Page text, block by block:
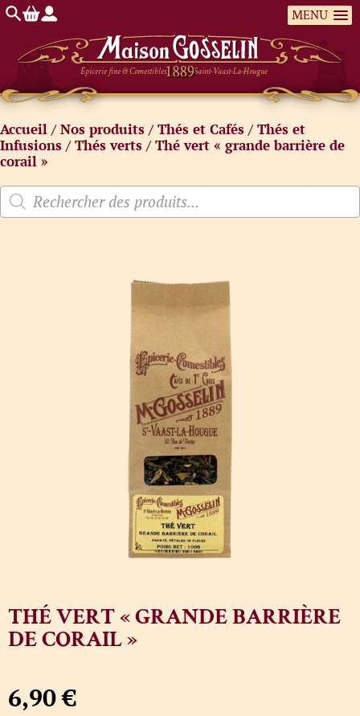
MENU
Épicerie fine & Comestibles Saint-Vaast-La-Hougue
Accueil /Nos produits /Thés et Cafés /Thés et
Infusions /Thés verts / Thé vert « grande barrière de
corail »
THÉ VERT « GRANDE BARRIÈRE
DE CORAIL »
6,90€